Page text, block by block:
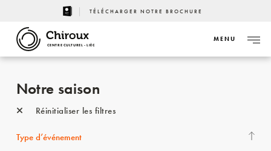
TÉLÉCHARGER NOTRE BROCHURE
CENTRE CULTUREL - LIÈGE
MENU
Notre saison
Réinitialiser les filtres
Type d’événement